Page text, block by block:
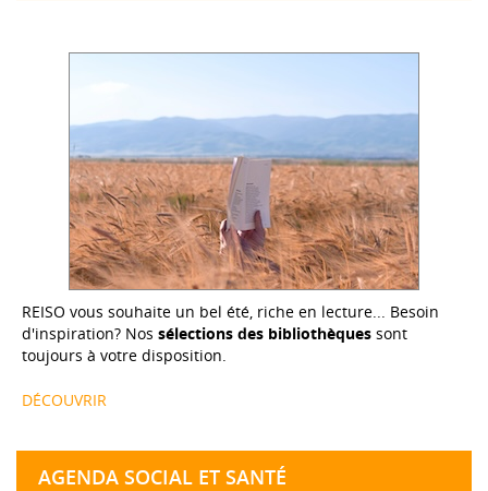
REISO vous souhaite un bel été, riche en lecture... Besoin
d'inspiration? Nos sélections des bibliothèques sont
toujours à votre disposition.
DÉCOUVRIR
AGENDA SOCIAL ET SANTÉ